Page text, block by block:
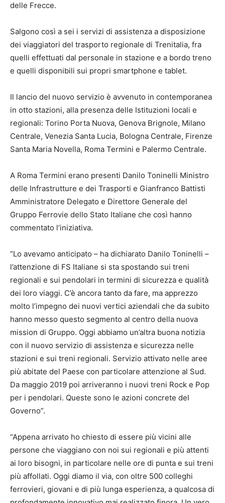
delle Frecce.
Salgono così a sei i servizi di assistenza a disposizione
dei viaggiatori del trasporto regionale di Trenitalia, fra
quelli effettuati dal personale in stazione e a bordo treno
e quelli disponibili sui propri smartphone e tablet.
Il lancio del nuovo servizio è avvenuto in contemporanea
in otto stazioni, alla presenza delle Istituzioni locali e
regionali: Torino Porta Nuova, Genova Brignole, Milano
Centrale, Venezia Santa Lucia, Bologna Centrale, Firenze
Santa Maria Novella, Roma Termini e Palermo Centrale.
A Roma Termini erano presenti Danilo Toninelli Ministro
delle Infrastrutture e dei Trasporti e Gianfranco Battisti
Amministratore Delegato e Direttore Generale del
Gruppo Ferrovie dello Stato Italiane che così hanno
commentato l’iniziativa.
“Lo avevamo anticipato – ha dichiarato Danilo Toninelli –
l’attenzione di FS Italiane si sta spostando sui treni
regionali e sui pendolari in termini di sicurezza e qualità
dei loro viaggi. C’è ancora tanto da fare, ma apprezzo
molto l’impegno dei nuovi vertici aziendali che da subito
hanno messo questo segmento al centro della nuova
mission di Gruppo. Oggi abbiamo un’altra buona notizia
con il nuovo servizio di assistenza e sicurezza nelle
stazioni e sui treni regionali. Servizio attivato nelle aree
più abitate del Paese con particolare attenzione al Sud.
Da maggio 2019 poi arriveranno i nuovi treni Rock e Pop
per i pendolari. Queste sono le azioni concrete del
Governo”.
“Appena arrivato ho chiesto di essere più vicini alle
persone che viaggiano con noi sui regionali e più attenti
ai loro bisogni, in particolare nelle ore di punta e sui treni
più affollati. Oggi diamo il via, con oltre 500 colleghi
ferrovieri, giovani e di più lunga esperienza, a qualcosa di